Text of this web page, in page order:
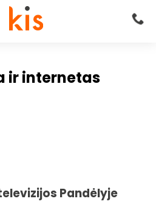
ir internetas
Pandėlyje